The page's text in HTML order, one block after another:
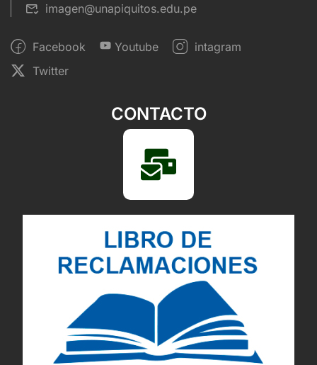
imagen@unapiquitos.edu.pe
Facebook Youtube
intagram
Twitter
CONTACTO